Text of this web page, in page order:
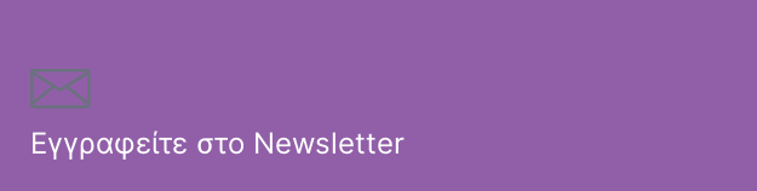
Εγγραφείτε στο Newsletter